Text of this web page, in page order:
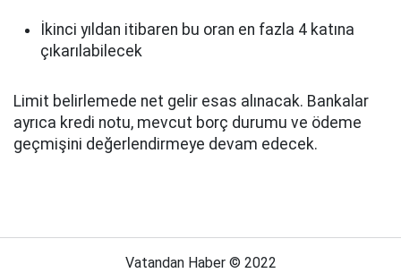
İkinci yıldan itibaren bu oran en fazla 4 katına
çıkarılabilecek
Limit belirlemede net gelir esas alınacak. Bankalar
ayrıca kredi notu, mevcut borç durumu ve ödeme
geçmişini değerlendirmeye devam edecek.
Vatandan Haber © 2022